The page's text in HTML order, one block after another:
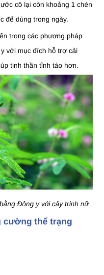
cô lại còn khoảng 1 chén
để dùng trong ngày.
trong các phương pháp
với mục đích hỗ trợ cải
tinh thần tỉnh táo hơn.
Đông y với cây trinh nữ
cường thể trạng